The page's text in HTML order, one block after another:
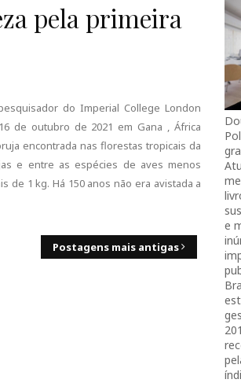
pela primeira
do Imperial College London
de outubro de 2021 em Gana , África
encontrada nas florestas tropicais da
e entre as espécies de aves menos
de 1 kg. Há 150 anos não era avistada a
Postagens mais antigas
e